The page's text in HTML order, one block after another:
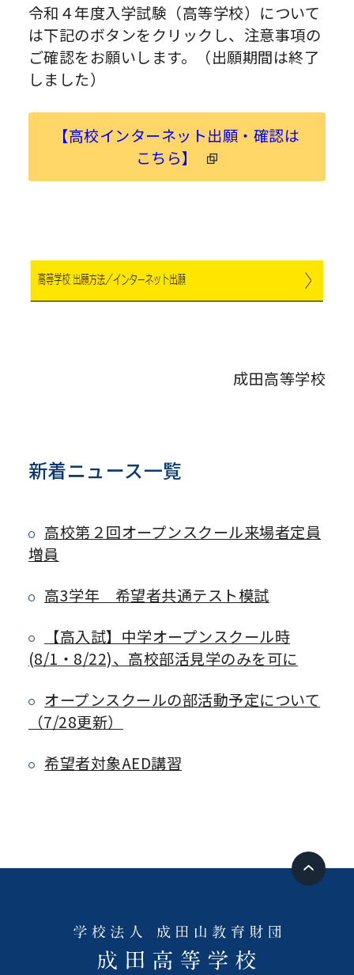
令和４年度入学試験（高等学校）について
は下記のボタンをクリックし、注意事項の
ご確認をお願いします。（出願期間は終了
しました）
【高校インターネット出願・確認は
こちら】
成田高等学校
新着ニュース一覧
高校第２回オープンスクール来場者定員
増員
高3学年 希望者共通テスト模試
【高入試】中学オープンスクール時
(8/1・8/22)、高校部活見学のみを可に
オープンスクールの部活動予定について
（7/28更新）
希望者対象AED講習